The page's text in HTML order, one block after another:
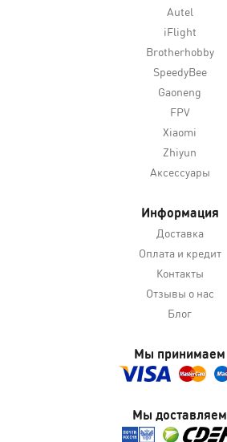
Autel
iFlight
Brotherhobby
SpeedyBee
Gaoneng
FPV
Xiaomi
Zhiyun
Аксессуары
Информация
Доставка
Оплата и кредит
Контакты
Отзывы о нас
Блог
Мы принимаем
Мы доставляем